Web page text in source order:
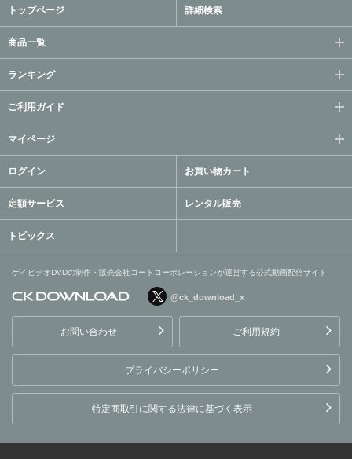
トップページ 詳細検索
商品一覧
ランキング
ご利用ガイド
マイページ
ログイン お買い物カート
定額サービス レンタル販売
トピックス
ゲイビデオDVDの制作・販売会社コートコーポレーションが運営する公式動画配信サイト
ョンが運営する公式動画配
信サイト
@ck_download_x
お問い合わせ ご利用規約
プライバシーポリシー
特定商取引に関する法律に基づく表示